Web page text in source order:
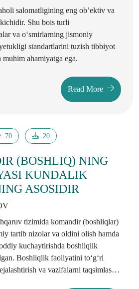
salomatligining eng ob’ektiv va
Shu bois turli
va oʻsmirlarning jismoniy
standartlarini tuzish tibbiyot
ahamiyatga ega.
Read More
70 20
(BOSHLIQ) NING
KUNDALIK
ASOSIDIR
tizimida komandir (boshliqlar)
tartib nizolar va oldini olish hamda
kuchaytirishda boshliqlik
Boshliqlik faoliyatini to‘g‘ri
va vazifalarni taqsimlash